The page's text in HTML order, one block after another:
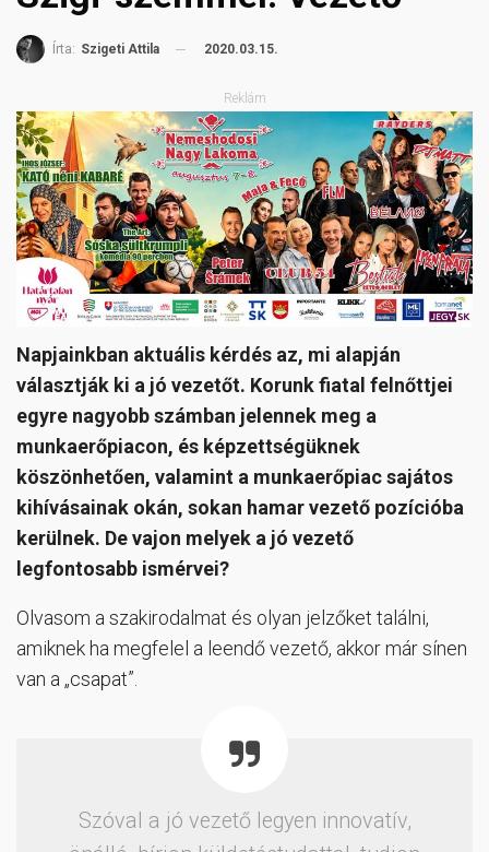
Írta: Szigeti Attila 2020.03.15.
Reklám
Napjainkban aktuális kérdés az, mi alapján
választják ki a jó vezetőt. Korunk fiatal felnőttjei
egyre nagyobb számban jelennek meg a
munkaerőpiacon, és képzettségüknek
köszönhetően, valamint a munkaerőpiac sajátos
kihívásainak okán, sokan hamar vezető pozícióba
kerülnek. De vajon melyek a jó vezető
legfontosabb ismérvei?
Olvasom a szakirodalmat és olyan jelzőket találni,
amiknek ha megfelel a leendő vezető, akkor már sínen
van a „csapat”.
Szóval a jó vezető legyen innovatív,